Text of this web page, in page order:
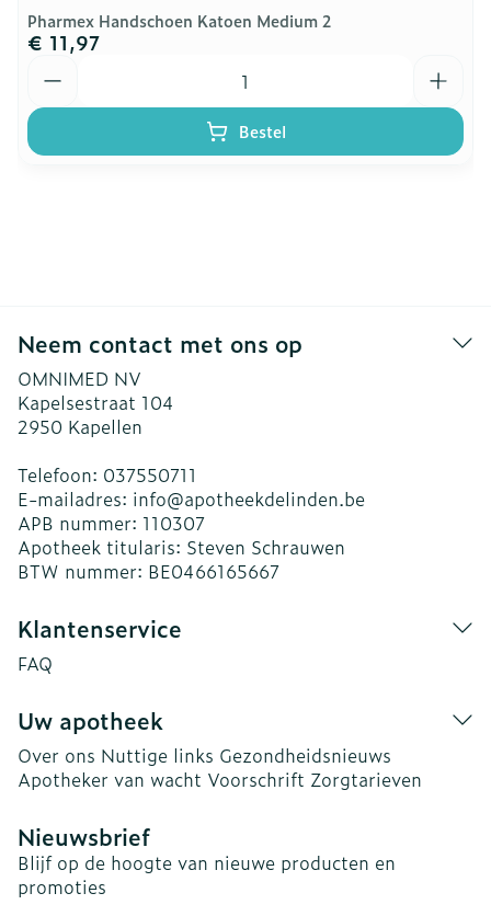
Pharmex Handschoen Katoen Medium 2
€ 11,97
Bestel
Neem contact met ons op
OMNIMED NV
Kapelsestraat 104
2950 Kapellen
Telefoon: 037550711
E-mailadres: info@apotheekdelinden.be
APB nummer: 110307
Apotheek titularis: Steven Schrauwen
BTW nummer: BE0466165667
Klantenservice
FAQ
Uw apotheek
Over ons Nuttige links Gezondheidsnieuws
Apotheker van wacht Voorschrift Zorgtarieven
Nieuwsbrief
Blijf op de hoogte van nieuwe producten en
promoties